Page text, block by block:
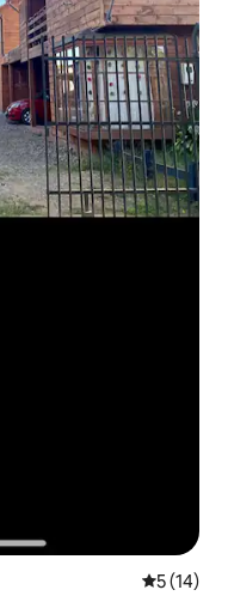
平均评分
5 (14)